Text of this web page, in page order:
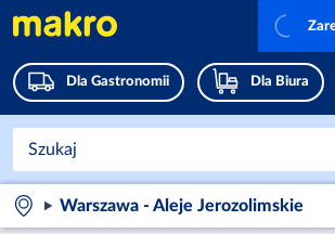
Dla Gastronomii Dla Biura
Warszawa - Aleje Jerozolimskie